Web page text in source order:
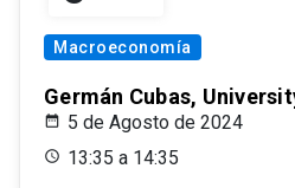
Macroeconomía
Germán Cubas,
5 de Agosto de 2024
13:35 a 14:35